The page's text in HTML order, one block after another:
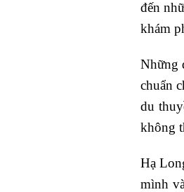
đến
khám
Những
chuẩn
du
không
Hạ
mình